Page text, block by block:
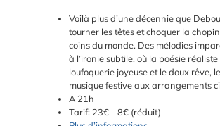
Voilà plus d’une décennie que
tourner les têtes et choquer la
coins du monde. Des mélodies
à l’ironie subtile, où la poésie réaliste
loufoquerie joyeuse et le doux rêve,
musique festive aux arrangements
A 21h
Tarif: 23€ – 8€ (réduit)